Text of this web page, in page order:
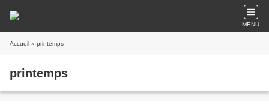
MENU
Accueil » printemps
printemps